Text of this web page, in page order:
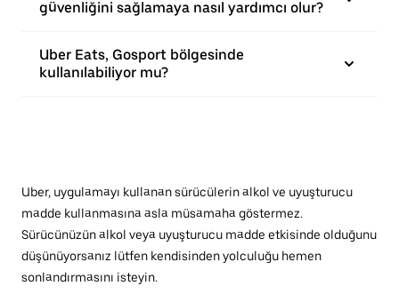
güvenliğini sağlamaya nasıl yardımcı olur?
Uber Eats, Gosport bölgesinde
kullanılabiliyor mu?
Uber, uygulamayı kullanan sürücülerin alkol ve uyuşturucu
madde kullanmasına asla müsamaha göstermez.
Sürücünüzün alkol veya uyuşturucu madde etkisinde olduğunu
düşünüyorsanız lütfen kendisinden yolculuğu hemen
sonlandırmasını isteyin.